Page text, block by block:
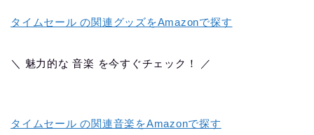
タイムセール の関連グッズをAmazonで探す
＼ 魅力的な 音楽 を今すぐチェック！ ／
タイムセール の関連音楽をAmazonで探す